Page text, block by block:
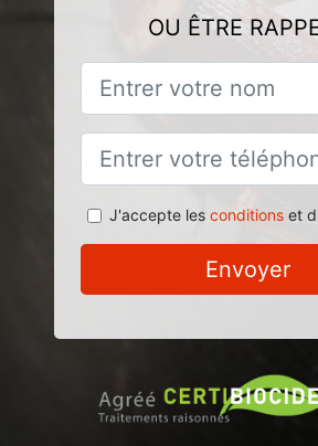
OU ÊTRE
J'accepte les conditionset
Envoyer